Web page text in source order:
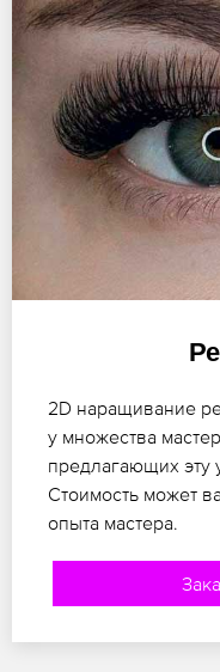
2D наращивание
у множества
предлагающих эту
Стоимость может
опыта мастера.